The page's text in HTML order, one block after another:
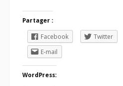
Partager :
Facebook Twitter
E-mail
WordPress: